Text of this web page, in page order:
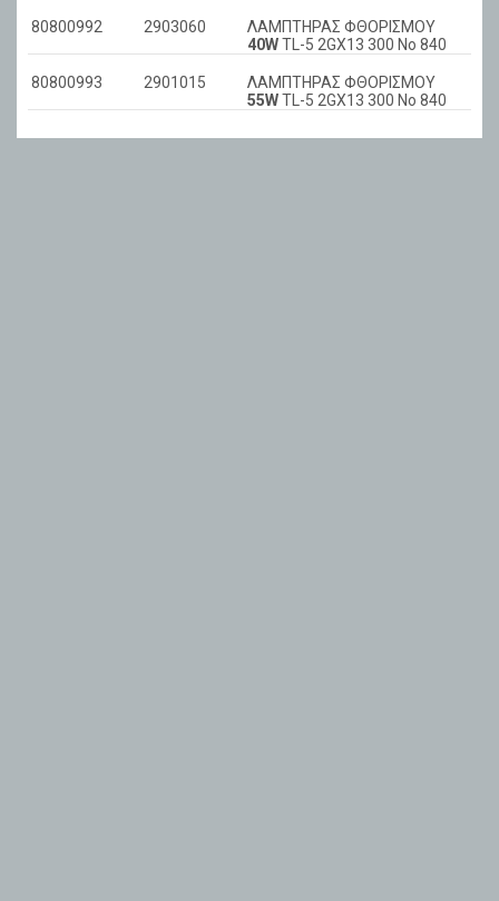
80800992 2903060
ΛΑΜΠΤΗΡΑΣ ΦΘΟΡΙΣΜΟΥ
40WTL-5 2GX13 300 No 840
80800993 2901015
ΛΑΜΠΤΗΡΑΣ ΦΘΟΡΙΣΜΟΥ
55WTL-5 2GX13 300 No 840